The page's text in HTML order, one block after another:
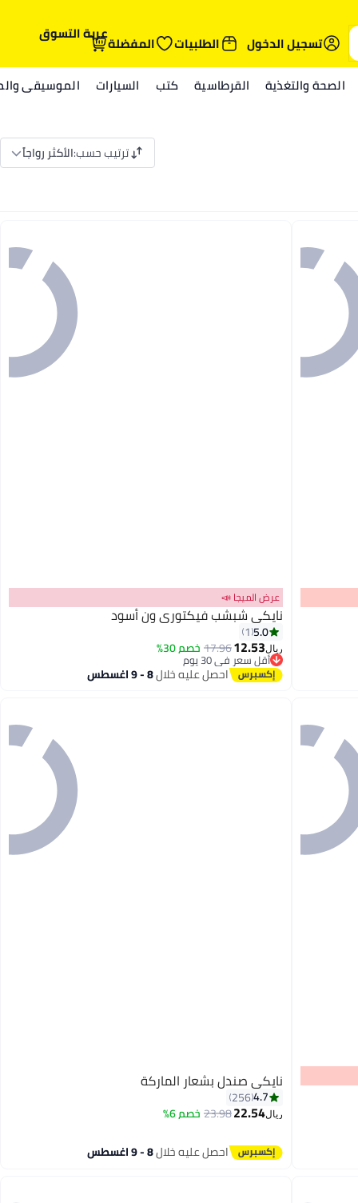
تسجيل الدخول
الطلبيات المفضلةعربة التسوق
الصحة والتغذية القرطاسية كتب السيارات الموسيقى
ترتيب حسب:الأكثر رواجاً
عرض الميجا 📣
نايكي شبشب فيكتوري ون أسود
5.0
1
ريال12.53
17.96 خصم 30%
أقل سعر في 30 يوم
أقل سعر في 30 يوماحصل عليه خلال8 - 9 اغسطس
نايكي صندل بشعار الماركة
4.7
256
ريال22.54
23.98 خصم 6%
احصل عليه خلال8 - 9 اغسطس